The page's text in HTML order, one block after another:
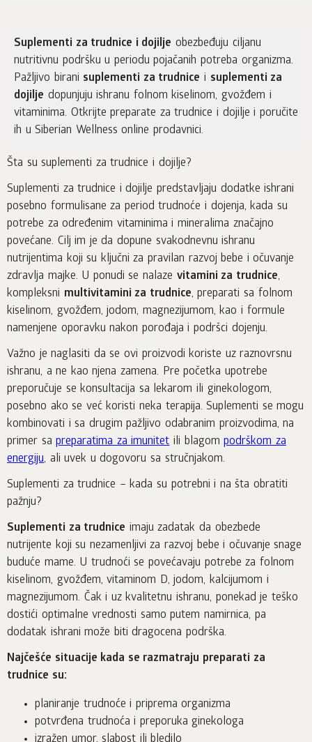
Suplementi za trudnice i dojilje obezbeđuju ciljanu
nutritivnu podršku u periodu pojačanih potreba organizma.
Pažljivo birani suplementi za trudnice i suplementi za
dojilje dopunjuju ishranu folnom kiselinom, gvožđem i
vitaminima. Otkrijte preparate za trudnice i dojilje i poručite
ih u Siberian Wellness online prodavnici.
Šta su suplementi za trudnice i dojilje?
Suplementi za trudnice i dojilje predstavljaju dodatke ishrani
posebno formulisane za period trudnoće i dojenja, kada su
potrebe za određenim vitaminima i mineralima značajno
povećane. Cilj im je da dopune svakodnevnu ishranu
nutrijentima koji su ključni za pravilan razvoj bebe i očuvanje
zdravlja majke. U ponudi se nalaze vitamini za trudnice,
kompleksni multivitamini za trudnice, preparati sa folnom
kiselinom, gvožđem, jodom, magnezijumom, kao i formule
namenjene oporavku nakon porođaja i podršci dojenju.
Važno je naglasiti da se ovi proizvodi koriste uz raznovrsnu
ishranu, a ne kao njena zamena. Pre početka upotrebe
preporučuje se konsultacija sa lekarom ili ginekologom,
posebno ako se već koristi neka terapija. Suplementi se mogu
kombinovati i sa drugim pažljivo odabranim proizvodima, na
primer sapreparatima za imunitetili blagompodrškom za
energiju, ali uvek u dogovoru sa stručnjakom.
Suplementi za trudnice – kada su potrebni i na šta obratiti
pažnju?
Suplementi za trudnice imaju zadatak da obezbede
nutrijente koji su nezamenljivi za razvoj bebe i očuvanje snage
buduće mame. U trudnoći se povećavaju potrebe za folnom
kiselinom, gvožđem, vitaminom D, jodom, kalcijumom i
magnezijumom. Čak i uz kvalitetnu ishranu, ponekad je teško
dostići optimalne vrednosti samo putem namirnica, pa
dodatak ishrani može biti dragocena podrška.
Najčešće situacije kada se razmatraju preparati za
trudnice su:
planiranje trudnoće i priprema organizma
potvrđena trudnoća i preporuka ginekologa